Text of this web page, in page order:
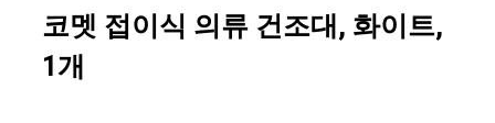
코멧 접이식 의류 건조대, 화이트,
1개